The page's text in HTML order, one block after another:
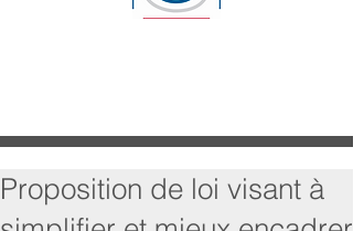
Proposition de loi visant à